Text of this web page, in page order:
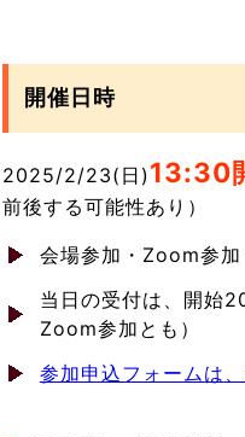
開催日時
2025/2/23(日) 13:30
前後する可能性あり）
会場参加・Zoom参
当日の受付は、開始
Zoom参加とも）
参加申込フォームは